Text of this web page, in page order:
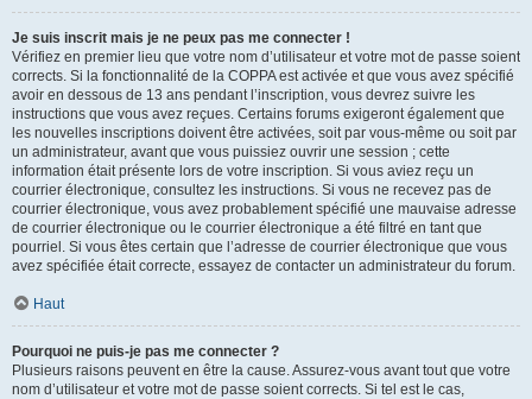
Je suis inscrit mais je ne peux pas me connecter !
Vérifiez en premier lieu que votre nom d’utilisateur et votre mot de passe soient
corrects. Si la fonctionnalité de la COPPA est activée et que vous avez spécifié
avoir en dessous de 13 ans pendant l’inscription, vous devrez suivre les
instructions que vous avez reçues. Certains forums exigeront également que
les nouvelles inscriptions doivent être activées, soit par vous-même ou soit par
un administrateur, avant que vous puissiez ouvrir une session ; cette
information était présente lors de votre inscription. Si vous aviez reçu un
courrier électronique, consultez les instructions. Si vous ne recevez pas de
courrier électronique, vous avez probablement spécifié une mauvaise adresse
de courrier électronique ou le courrier électronique a été filtré en tant que
pourriel. Si vous êtes certain que l’adresse de courrier électronique que vous
avez spécifiée était correcte, essayez de contacter un administrateur du forum.
Haut
Pourquoi ne puis-je pas me connecter ?
Plusieurs raisons peuvent en être la cause. Assurez-vous avant tout que votre
nom d’utilisateur et votre mot de passe soient corrects. Si tel est le cas,